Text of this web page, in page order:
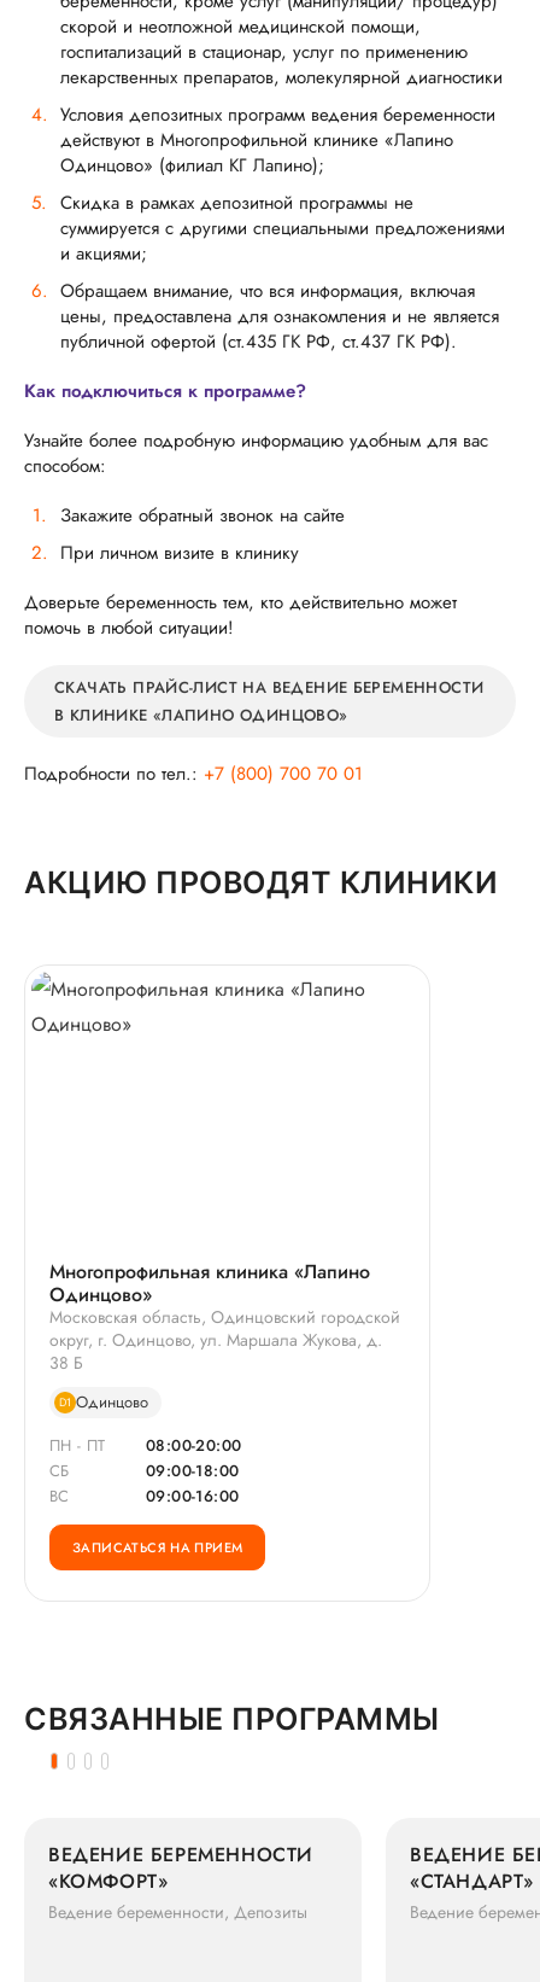
скорой и неотложной медицинской помощи,
госпитализаций в стационар, услуг по применению
лекарственных препаратов, молекулярной диагностики
Условия депозитных программ ведения беременности
действуют в Многопрофильной клинике «Лапино
Одинцово» (филиал КГ Лапино);
Скидка в рамках депозитной программы не
суммируется с другими специальными предложениями
и акциями;
Обращаем внимание, что вся информация, включая
цены, предоставлена для ознакомления и не является
публичной офертой (ст.435 ГК РФ, ст.437 ГК РФ).
Как подключиться к программе?
Узнайте более подробную информацию удобным для вас
способом:
Закажите обратный звонок на сайте
При личном визите в клинику
Доверьте беременность тем, кто действительно может
помочь в любой ситуации!
СКАЧАТЬ ПРАЙС-ЛИСТ НА ВЕДЕНИЕ БЕРЕМЕННОСТИ
В КЛИНИКЕ «ЛАПИНО ОДИНЦОВО»
Подробности по тел.: +7 (800) 700 70 01
АКЦИЮ ПРОВОДЯТ КЛИНИКИ
Многопрофильная клиника «Лапино
Одинцово»
Московская область, Одинцовский городской
округ, г. Одинцово, ул. Маршала Жукова, д.
38 Б
D1 Одинцово
ПН - ПТ
08:00-20:00
СБ
09:00-18:00
ВС
09:00-16:00
ЗАПИСАТЬСЯ НА ПРИЕМ
СВЯЗАННЫЕ ПРОГРАММЫ
ВЕДЕНИЕ БЕРЕМЕННОСТИ
«КОМФОРТ»
Ведение беременности, Депозиты
ВЕДЕНИЕ
«СТАНДАРТ»
Ведение